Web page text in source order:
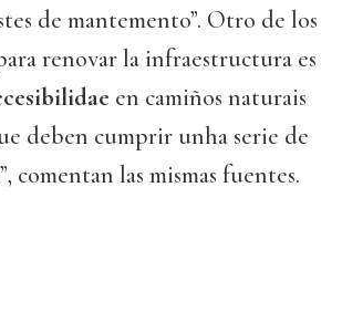
de mantemento”. Otro de los
renovar la infraestructura es
en camiños naturais
deben cumprir unha serie de
comentan las mismas fuentes.